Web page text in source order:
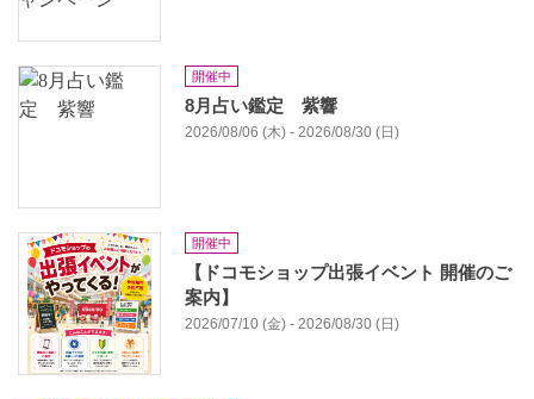
開催中
8月占い鑑定 紫響
2026/08/06 (木) - 2026/08/30 (日)
開催中
【ドコモショップ出張イベント 開催のご
案内】
2026/07/10 (金) - 2026/08/30 (日)